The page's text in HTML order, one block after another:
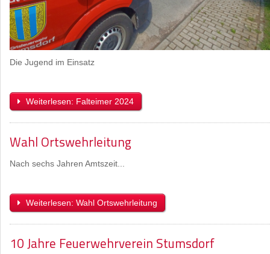
Die Jugend im Einsatz
Weiterlesen: Falteimer 2024
Wahl Ortswehrleitung
Nach sechs Jahren Amtszeit...
Weiterlesen: Wahl Ortswehrleitung
10 Jahre Feuerwehrverein Stumsdorf